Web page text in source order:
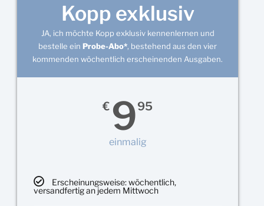
Kopp exklusiv
JA, ich möchte Kopp exklusiv kennenlernen und
bestelle einProbe-Abo*, bestehend aus den vier
kommenden wöchentlich erscheinenden Ausgaben.
€ 995
einmalig
Erscheinungsweise: wöchentlich,
versandfertig an jedem Mittwoch